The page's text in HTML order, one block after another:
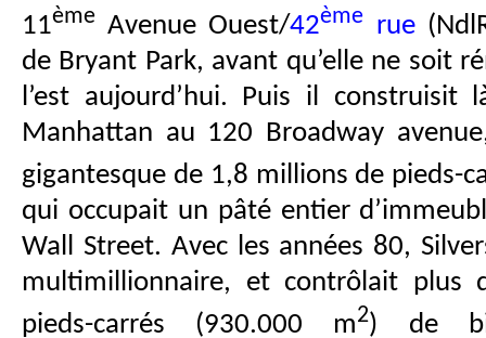
11ème Avenue Ouest/42ème rue
de Bryant Park, avant qu’elle ne soit
l’est aujourd’hui. Puis il construisit
Manhattan au 120 Broadway
gigantesque de 1,8 millions de pieds-
qui occupait un pâté entier
Wall Street. Avec les années 80,
multimillionnaire, et contrôlait plus
pieds-carrés (930.000 m2) de